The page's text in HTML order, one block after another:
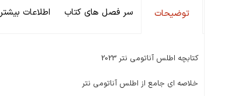
توضیحات سر فصل های کتاب اطلاعات بیشتر
کتابچه اطلس آناتومی نتر 2023
خلاصه‎ ای جامع از اطلس آناتومی نتر